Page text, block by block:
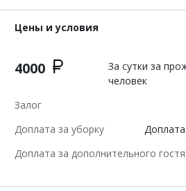
Цены и условия
4000
За сутки за
человек
Залог
Доплата за уборку
Доплата за дополнительного гостя